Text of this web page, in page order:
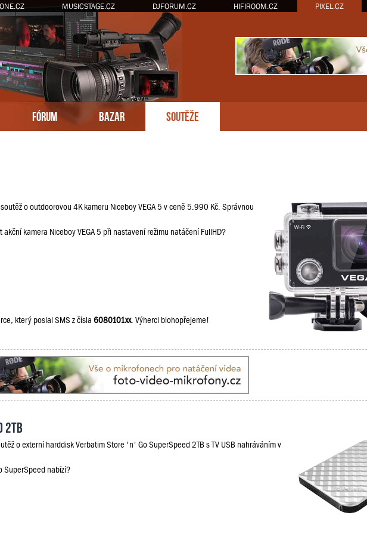
MUSICSTAGE.CZ DJFORUM.CZ HIFIROOM.CZ PIXEL.CZ
FÓRUM BAZAR SOUTĚŽE
o outdoorovou 4K kameru Niceboy VEGA 5 v ceně 5.990 Kč. Správnou
kamera Niceboy VEGA 5 při nastavení režimu natáčení FullHD?
který poslal SMS z čísla 6080101xx. Výherci blohopřejeme!
2TB
o externí harddisk Verbatim Store 'n' Go SuperSpeed 2TB s TV USB nahráváním v
SuperSpeed nabízí?